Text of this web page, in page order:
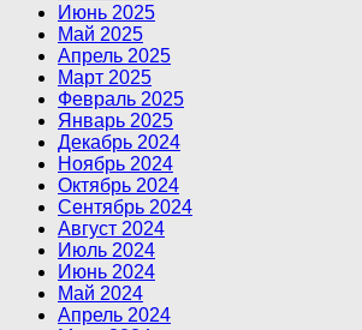
Июнь 2025
Май 2025
Апрель 2025
Март 2025
Февраль 2025
Январь 2025
Декабрь 2024
Ноябрь 2024
Октябрь 2024
Сентябрь 2024
Август 2024
Июль 2024
Июнь 2024
Май 2024
Апрель 2024